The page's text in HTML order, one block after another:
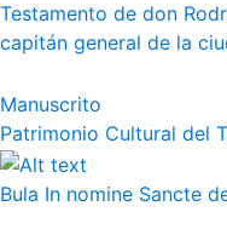
Testamento de don
capitán general de la
Manuscrito
Patrimonio Cultural del
Bula In nomine Sancte